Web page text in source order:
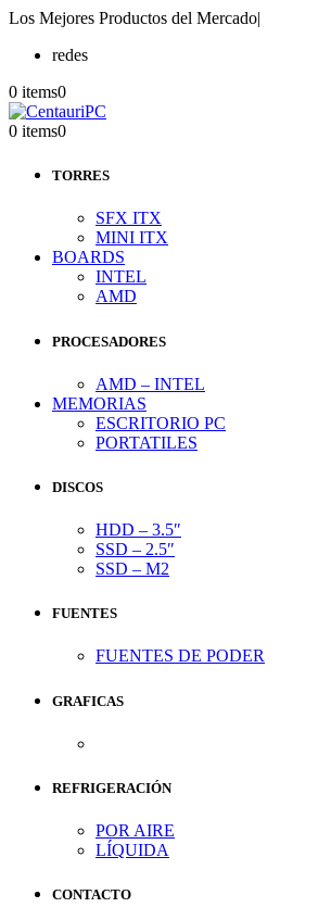
Los Mejores Productos del Mercado|
redes
0 items0
0 items0
TORRES
SFX ITX
MINI ITX
BOARDS
INTEL
AMD
PROCESADORES
AMD – INTEL
MEMORIAS
ESCRITORIO PC
PORTATILES
DISCOS
HDD – 3.5″
SSD – 2.5″
SSD – M2
FUENTES
FUENTES DE PODER
GRAFICAS
REFRIGERACIÓN
POR AIRE
LÍQUIDA
CONTACTO